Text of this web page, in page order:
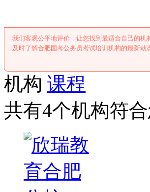
我们客观公平地评价，让您找到最适合自己的
及时了解合肥国考公务员考试培训机构的最新
机构 课程
共有4个机构符